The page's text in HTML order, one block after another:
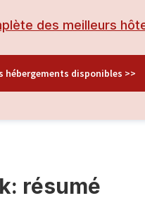
des meilleurs
hébergements disponibles >>
résumé